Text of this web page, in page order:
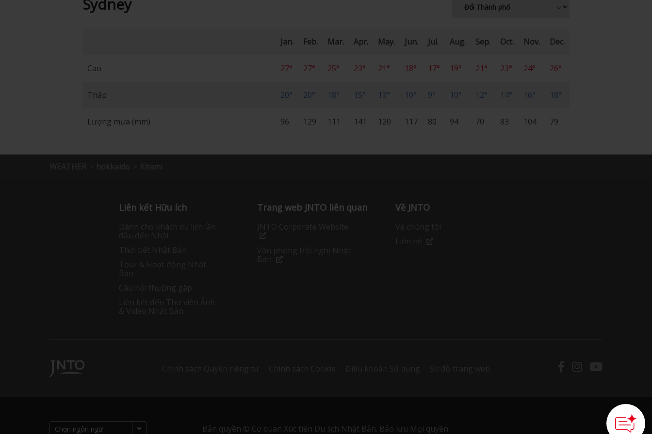
Sydney
Jan. Feb. Mar. Apr. May. Jun. Jul. Aug. Sep. Oct. Nov. Dec.
Cao 27° 27° 25° 23° 21° 18° 17° 19° 21° 23° 24° 26°
Thấp 20° 20° 18° 15° 13° 10° 9° 10° 12° 14° 16° 18°
Lượng mưa (mm) 96 129 111 141 120 117 80 94 70 83 104 79
Liên kết Hữu ích Trang web JNTO liên quan Về JNTO
Bản quyền © Cơ quan Xúc tiến Du lịch Nhật Bản. Bảo lưu Mọi quyền.